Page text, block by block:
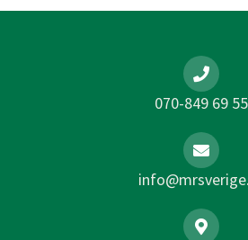
070-849 69 55